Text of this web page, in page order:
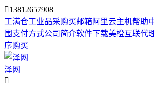
13812657908
工满仓工业品采购买邮箱阿里云主机帮助
围 支付方式公司简介软件下载美橙互联代
序购买
泽网
